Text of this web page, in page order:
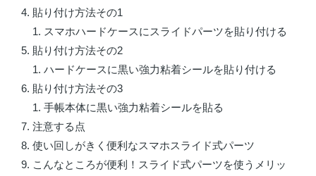
貼り付け方法その1
スマホハードケースにスライドパーツを貼り付ける
貼り付け方法その2
ハードケースに黒い強力粘着シールを貼り付ける
貼り付け方法その3
手帳本体に黒い強力粘着シールを貼る
注意する点
使い回しがきく便利なスマホスライド式パーツ
こんなところが便利！スライド式パーツを使うメリッ